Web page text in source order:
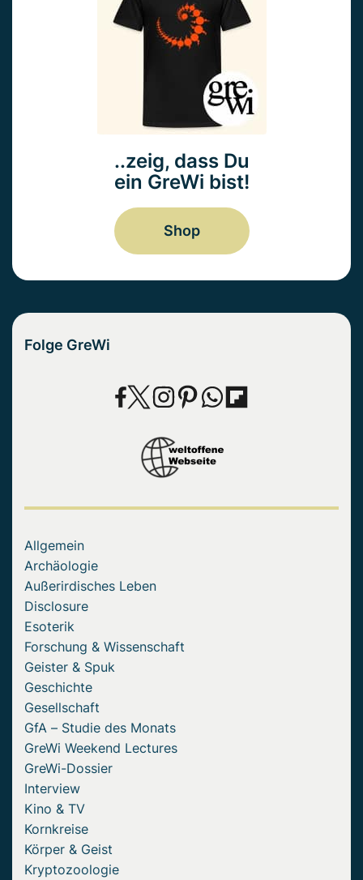
..zeig, dass Du
ein GreWi bist!
Shop
Folge GreWi
Allgemein
Archäologie
Außerirdisches Leben
Disclosure
Esoterik
Forschung & Wissenschaft
Geister & Spuk
Geschichte
Gesellschaft
GfA – Studie des Monats
GreWi Weekend Lectures
GreWi-Dossier
Interview
Kino & TV
Kornkreise
Körper & Geist
Kryptozoologie